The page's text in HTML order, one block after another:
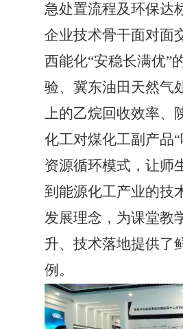
急处置流程及环保达
企业技术骨干面对面
西能化“安稳长满优”
验、冀东油田天然气
上的乙烷回收效率、
化工对煤化工副产品
资源循环模式，让师
到能源化工产业的技
发展理念，为课堂教
升、技术落地提供了
例。